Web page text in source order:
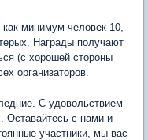
минимум человек 10,
Награды получают
(с хорошей стороны
организаторов.
С удовольствием
Оставайтесь с нами и
участники, мы вас